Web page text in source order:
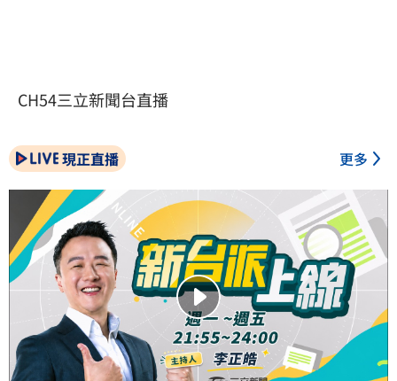
CH54三立新聞台直播
現正直播 更多